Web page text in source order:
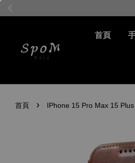
首頁
首頁 › IPhone 15 Pro Max 15